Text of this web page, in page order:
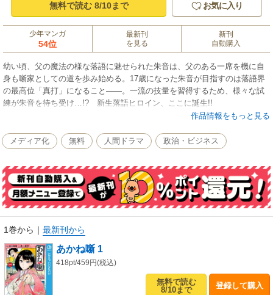
無料で読む 8/10まで お気に入り
少年マンガ
54位
最新刊
を見る
新刊
自動購入
幼い頃、父の魔法の様な落語に魅せられた朱音は、父のある一席を機に自
身も噺家としての道を歩み始める。17歳になった朱音が目指すのは落語界
の最高位「真打」になること――。一流の技量を習得するため、様々な試
練が朱音を待ち受け…!? 新生落語ヒロイン、ここに誕生!!
作品情報をもっと見る
メディア化 無料 人間ドラマ 政治・ビジネス
1巻から ｜ 最新刊から
あかね噺 1
418pt/459円(税込)
無料で読む
8/10まで
登録して購入